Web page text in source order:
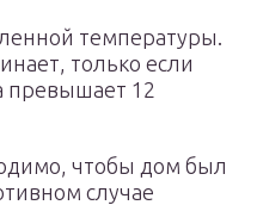
температуры.
только если
превышает 12
чтобы дом был
случае